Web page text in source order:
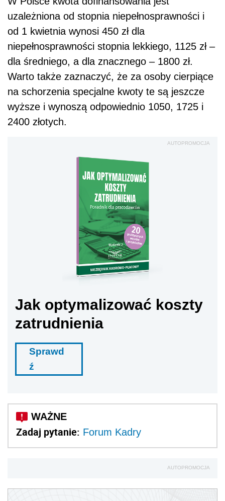
uzależniona od stopnia niepełnosprawności i
od 1 kwietnia wynosi 450 zł dla
niepełnosprawności stopnia lekkiego, 1125 zł –
dla średniego, a dla znacznego – 1800 zł.
Warto także zaznaczyć, że za osoby cierpiące
na schorzenia specjalne kwoty te są jeszcze
wyższe i wynoszą odpowiednio 1050, 1725 i
2400 złotych.
AUTOPROMOCJA
Jak optymalizować koszty
zatrudnienia
Sprawd
ź
Zadaj pytanie: Forum Kadry
AUTOPROMOCJA